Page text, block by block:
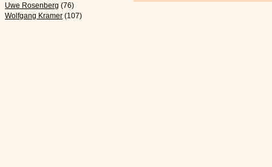
Uwe Rosenberg (76)
Wolfgang Kramer (107)